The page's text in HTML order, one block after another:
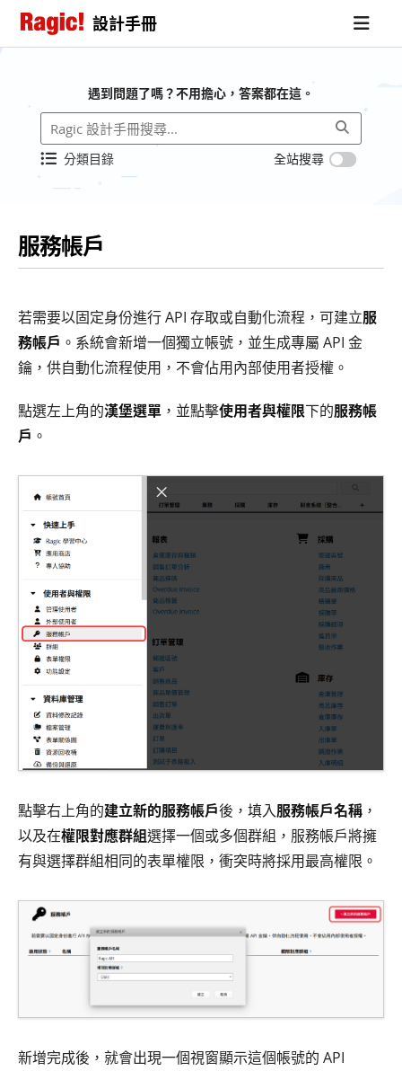
設計手冊
遇到問題了嗎？不用擔心，答案都在這。
分類目錄 全站搜尋
服務帳戶
若需要以固定身份進行 API 存取或自動化流程，可建立服
務帳戶 。系統會新增一個獨立帳號，並生成專屬 API 金
鑰，供自動化流程使用，不會佔用內部使用者授權。
點選左上角的漢堡選單 ，並點擊使用者與權限下的服務帳
戶 。
點擊右上角的建立新的服務帳戶後，填入服務帳戶名稱 ，
以及在權限對應群組選擇一個或多個群組，服務帳戶將擁
有與選擇群組相同的表單權限，衝突時將採用最高權限。
新增完成後，就會出現一個視窗顯示這個帳號的 API